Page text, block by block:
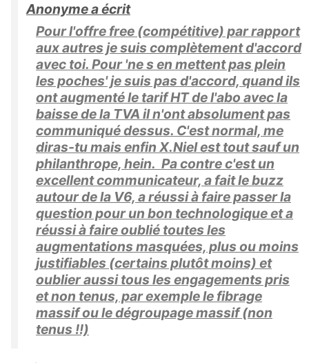
Anonyme a écrit
Pour l'offre free (compétitive) par rapport
aux autres je suis complètement d'accord
avec toi. Pour 'ne s en mettent pas plein
les poches' je suis pas d'accord, quand ils
ont augmenté le tarif HT de l'abo avec la
baisse de la TVA il n'ont absolument pas
communiqué dessus. C'est normal, me
diras-tu mais enfin X.Niel est tout sauf un
philanthrope, hein. Pa contre c'est un
excellent communicateur, a fait le buzz
autour de la V6, a réussi à faire passer la
question pour un bon technologique et a
réussi à faire oublié toutes les
augmentations masquées, plus ou moins
justifiables (certains plutôt moins) et
oublier aussi tous les engagements pris
et non tenus, par exemple le fibrage
massif ou le dégroupage massif (non
tenus !!)